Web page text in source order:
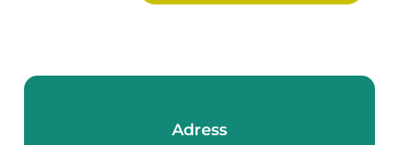
Adress